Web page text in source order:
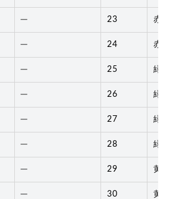
─ 23 赤
─ 24 赤
─ 25 緑
─ 26 緑
─ 27 緑
─ 28 緑
─ 29 黄
─ 30 黄